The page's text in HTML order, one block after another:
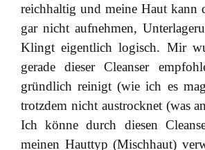
reichhaltig und meine Haut kann
gar nicht aufnehmen,
Klingt eigentlich logisch. Mir
gerade dieser Cleanser
gründlich reinigt (wie ich es
trotzdem nicht austrocknet (was
Ich könne durch diesen
meinen Hauttyp (Mischhaut)